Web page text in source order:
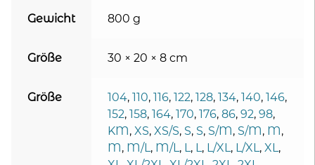
Gewicht 800 g
Größe 30 × 20 × 8 cm
Größe 104, 110, 116, 122, 128, 134, 140, 146,
152, 158, 164, 170, 176, 86, 92, 98,
KM, XS, XS/S, S, S, S/M, S/M, M,
M, M/L, M/L, L, L, L/XL, L/XL, XL,